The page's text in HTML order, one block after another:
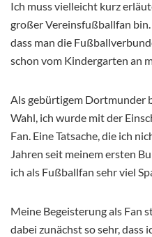
Ich muss vielleicht kurz
großer Vereinsfußballfan bin.
dass man die
schon vom Kindergarten an
Als gebürtigem Dortmunder
Wahl, ich wurde mit der
Fan. Eine Tatsache, die ich
Jahren seit meinem ersten
ich als Fußballfan sehr viel
Meine Begeisterung als Fan
dabei zunächst so sehr, dass